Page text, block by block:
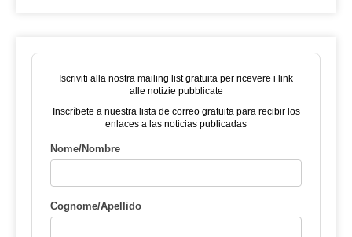
Iscriviti alla nostra mailing list gratuita per ricevere i link
alle notizie pubblicate
Inscríbete a nuestra lista de correo gratuita para recibir los
enlaces a las noticias publicadas
Nome/Nombre
Cognome/Apellido